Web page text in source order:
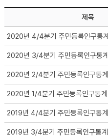
제목
2020년 4/4분기 주민등록인구통계
2020년 3/4분기 주민등록인구통계
2020년 2/4분기 주민등록인구통계
2020년 1/4분기 주민등록인구통계
2019년 4/4분기 주민등록인구통계
2019년 3/4분기 주민등록인구통계